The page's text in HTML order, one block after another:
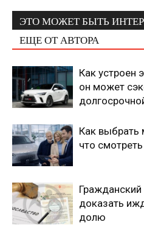
ЭТО МОЖЕТ БЫТЬ
ЕЩЕ ОТ АВТОРА
Как устроен
он может
Как выбрать
что
Гражданский
доказать
долю